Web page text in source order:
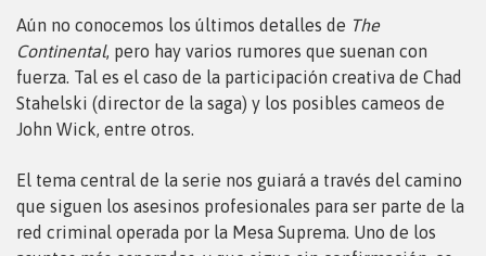
Aún no conocemos los últimos detalles de The
Continental, pero hay varios rumores que suenan con
fuerza. Tal es el caso de la participación creativa de Chad
Stahelski (director de la saga) y los posibles cameos de
John Wick, entre otros.
El tema central de la serie nos guiará a través del camino
que siguen los asesinos profesionales para ser parte de la
red criminal operada por la Mesa Suprema. Uno de los